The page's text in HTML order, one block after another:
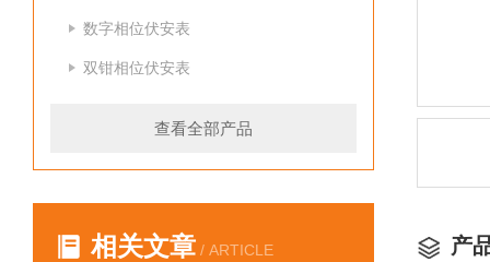
数字相位伏安表
双钳相位伏安表
查看全部产品
相关文章 / ARTICLE 产